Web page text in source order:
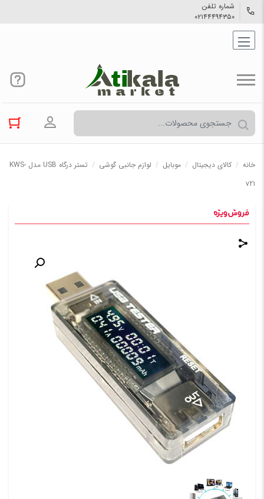
شماره تلفن
۰۲۱۴۴۴۹۴۳۵۰
ورود به
خانه / کالاي دیجیتال / موبایل / لوازم جانبی گوشی /
تستر درگاه USB مدل KWS-
v21